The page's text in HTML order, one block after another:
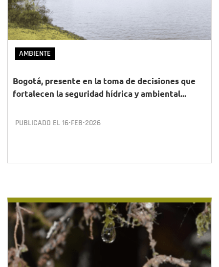
AMBIENTE
Bogotá, presente en la toma de decisiones que
fortalecen la seguridad hídrica y ambiental...
PUBLICADO EL16•FEB•2026